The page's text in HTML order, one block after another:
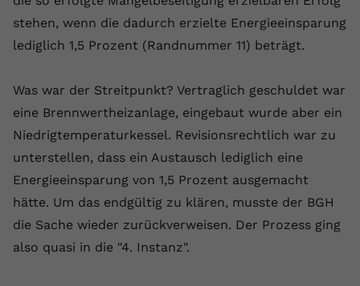
stehen, wenn die dadurch erzielte Energieeinsparung
lediglich 1,5 Prozent (Randnummer 11) beträgt.
Was war der Streitpunkt? Vertraglich geschuldet war
eine Brennwertheizanlage, eingebaut wurde aber ein
Niedrigtemperaturkessel. Revisionsrechtlich war zu
unterstellen, dass ein Austausch lediglich eine
Energieeinsparung von 1,5 Prozent ausgemacht
hätte. Um das endgültig zu klären, musste der BGH
die Sache wieder zurückverweisen. Der Prozess ging
also quasi in die "4. Instanz".
Laufzeit 1 Jahr
Zweck
Dieser Wert speichert Ihre Consent-
Einstellungen. Unter anderem eine
historische Speicherung Ihrer
vorgenommen Einstellungen, falls der
hat.
fe_typo_user
Anbieter VPB.de
Informationen zur Nutzung der
Website zu erfassen.
Name _gcl au
Anbieter Google Ads
Zweck
Wird von Google Ads für das
Website zuzuordnen.
Cookie-Informationen anzeigen
Externe Inhalte
um Ihnen zusätzliche Informationen anzubieten.
Name vuid
Anbieter vimeo.com
Laufzeit 2 Jahre
Zweck
Vimeo installiert dieses Cookie, um
Tracking-Informationen zu sammeln,
Cookie-Informationen anzeigen